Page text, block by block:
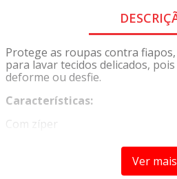
Protege as roupas contra
para lavar tecidos delicados,
deforme ou desfie.
Características:
Com zíper
Conteúdo da Embalagem:
01 SACO PROTETOR PARA
Ver mais